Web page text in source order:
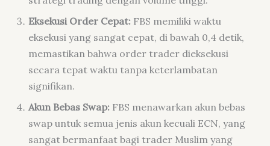
Eksekusi Order Cepat: FBS memiliki waktu
eksekusi yang sangat cepat, di bawah 0,4 detik,
memastikan bahwa order trader dieksekusi
secara tepat waktu tanpa keterlambatan
signifikan.
Akun Bebas Swap: FBS menawarkan akun bebas
swap untuk semua jenis akun kecuali ECN, yang
sangat bermanfaat bagi trader Muslim yang